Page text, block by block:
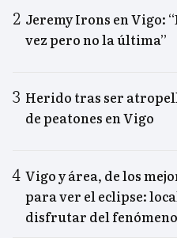
Jeremy Irons en Vigo:
vez pero no la última”
Herido tras ser
de peatones en Vigo
Vigo y área, de los
para ver el eclipse:
disfrutar del